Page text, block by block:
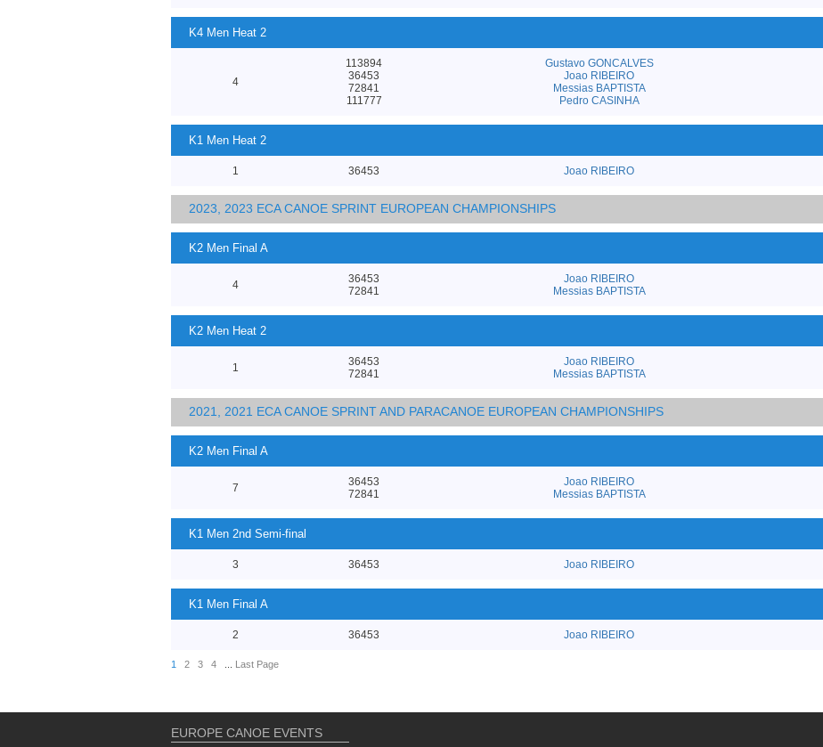
K4 Men Heat 2
4
113894
36453
72841
111777
Gustavo GONCALVES
Joao RIBEIRO
Messias BAPTISTA
Pedro CASINHA
K1 Men Heat 2
1 36453 Joao RIBEIRO
2023, 2023 ECA CANOE SPRINT EUROPEAN CHAMPIONSHIPS
K2 Men Final A
4
36453
72841
Joao RIBEIRO
Messias BAPTISTA
K2 Men Heat 2
1
36453
72841
Joao RIBEIRO
Messias BAPTISTA
2021, 2021 ECA CANOE SPRINT AND PARACANOE EUROPEAN CHAMPIONSHIPS
K2 Men Final A
7
36453
72841
Joao RIBEIRO
Messias BAPTISTA
K1 Men 2nd Semi-final
3 36453 Joao RIBEIRO
K1 Men Final A
2 36453 Joao RIBEIRO
1 2 3 4 Last Page
EUROPE CANOE EVENTS